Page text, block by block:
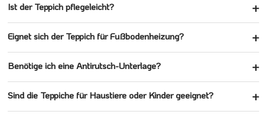
Ist der Teppich pflegeleicht?
Eignet sich der Teppich für Fußbodenheizung?
Benötige ich eine Antirutsch-Unterlage?
Sind die Teppiche für Haustiere oder Kinder geeignet?